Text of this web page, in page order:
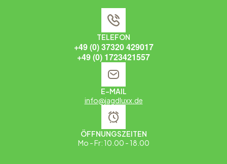
TELEFON
+49 (0) 37320 429017
+49 (0) 1723421557
E-MAIL
info@jagdluxx.de
ÖFFNUNGSZEITEN
Mo - Fr: 10.00 - 18.00